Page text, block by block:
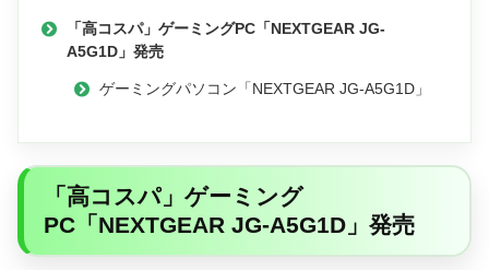
「高コスパ」ゲーミングPC「NEXTGEAR JG-
A5G1D」発売
ゲーミングパソコン「NEXTGEAR JG-A5G1D」
「高コスパ」ゲーミング
PC「NEXTGEAR JG-A5G1D」発売